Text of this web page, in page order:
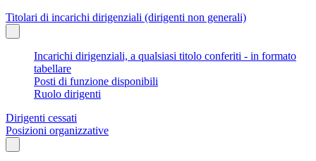
Titolari di incarichi dirigenziali (dirigenti non generali)
Incarichi dirigenziali, a qualsiasi titolo conferiti - in formato
tabellare
Posti di funzione disponibili
Ruolo dirigenti
Dirigenti cessati
Posizioni organizzative